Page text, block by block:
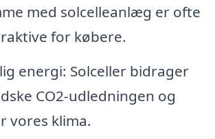
med solcelleanlæg er ofte
for købere.
energi: Solceller bidrager
CO2-udledningen og
vores klima.